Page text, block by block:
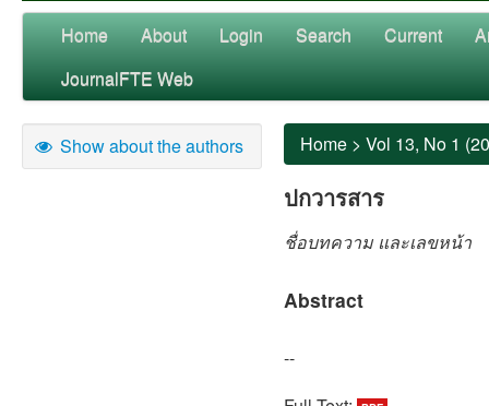
Home About Login Search Current
JournalFTE Web
Show about the authors Home > Vol 13, No 1
ปกวารสาร
ชื่อบทความ และเลขหน้า
Abstract
--